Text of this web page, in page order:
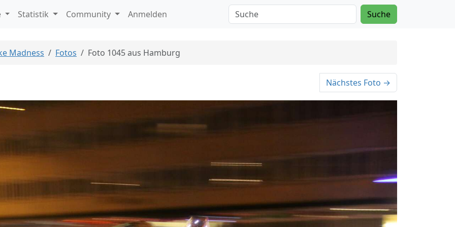
Statistik Community Anmelden Suche
Madness Fotos Foto 1045 aus Hamburg
Nächstes Foto →